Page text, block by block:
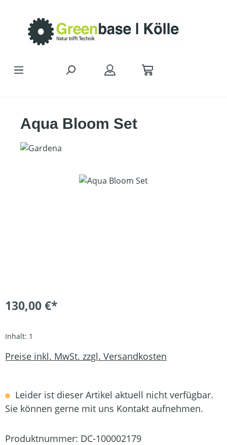
Aqua Bloom Set
Bildergalerie überspringen
130,00 €*
Inhalt: 1
Preise inkl. MwSt. zzgl. Versandkosten
Leider ist dieser Artikel aktuell nicht verfügbar.
Sie können gerne mit uns Kontakt aufnehmen.
Produktnummer: DC-100002179